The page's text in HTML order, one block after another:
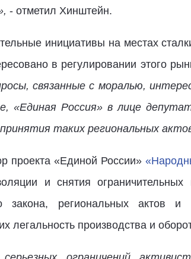
- отметил Хинштейн.
инициативы на местах
в регулировании этого
связанные с моралью,
«Единая Россия» в лице
таких региональных
проекта «Единой России»
и снятия
закона, региональных актов и
легальность производства и